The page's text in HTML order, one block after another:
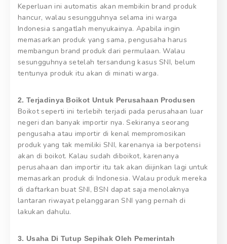
Keperluan ini automatis akan membikin brand produk
hancur, walau sesungguhnya selama ini warga
Indonesia sangatlah menyukainya. Apabila ingin
memasarkan produk yang sama, pengusaha harus
membangun brand produk dari permulaan. Walau
sesungguhnya setelah tersandung kasus SNI, belum
tentunya produk itu akan di minati warga.
2. Terjadinya Boikot Untuk Perusahaan Produsen
Boikot seperti ini terlebih terjadi pada perusahaan luar
negeri dan banyak importir nya. Sekiranya seorang
pengusaha atau importir di kenal mempromosikan
produk yang tak memiliki SNI, karenanya ia berpotensi
akan di boikot. Kalau sudah diboikot, karenanya
perusahaan dan importir itu tak akan diijinkan lagi untuk
memasarkan produk di Indonesia. Walau produk mereka
di daftarkan buat SNI, BSN dapat saja menolaknya
lantaran riwayat pelanggaran SNI yang pernah di
lakukan dahulu.
3. Usaha Di Tutup Sepihak Oleh Pemerintah